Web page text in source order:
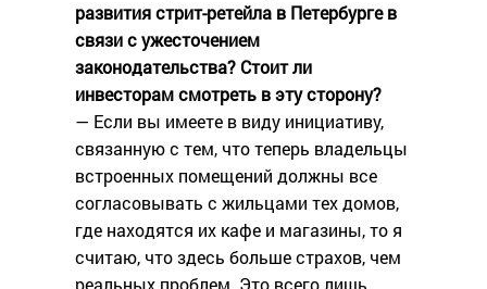
развития стрит-ретейла в Петербурге в
связи с ужесточением
законодательства? Стоит ли
инвесторам смотреть в эту сторону?
— Если вы имеете в виду инициативу,
связанную с тем, что теперь владельцы
встроенных помещений должны все
согласовывать с жильцами тех домов,
где находятся их кафе и магазины, то я
считаю, что здесь больше страхов, чем